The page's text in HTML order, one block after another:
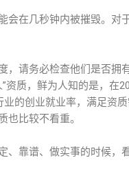
会在几秒钟内被摧毁。
，请务必检查他们是否拥
资质，鲜为人知的是，在
的创业就业率，满足资
也比较不看重。
、靠谱、做实事的时候，